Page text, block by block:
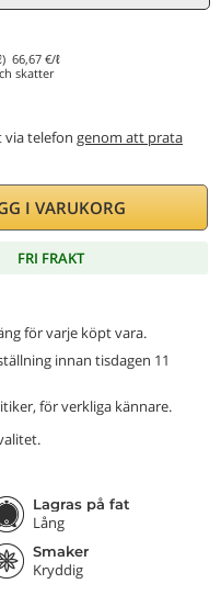
66,67 €/ℓ
skatter
via telefon genom att prata
I VARUKORG
FRI FRAKT
för varje köpt vara.
innan tisdagen 11
för verkliga kännare.
Lagras på fat
Lång
Smaker
Kryddig